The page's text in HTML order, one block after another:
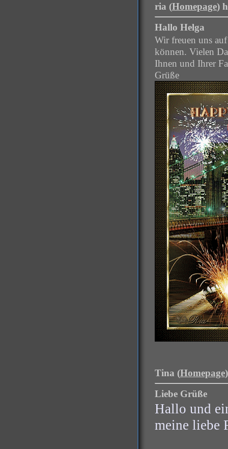
ria (Homepage)
Hallo Helga
Wir freuen uns
können. Vielen
Ihnen und Ihrer
Grüße
Tina (Homepage
Liebe Grüße
Hallo und
meine liebe